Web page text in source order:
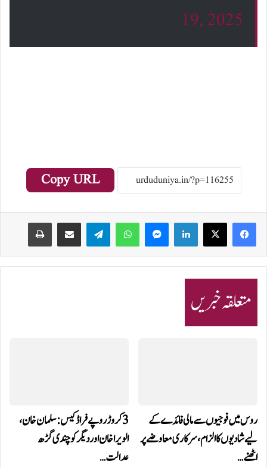
19, 2025
Copy URL
LinkedIn
WhatsApp
Telegram
متعلقہ خبریں
روس میں فوجیوں سے مالی فائدے کے
لیے شادیوں کا الزام، سرکاری معاوضے پر
اٹھنے…
3 کروڑ روپے فراڈ کیس: سلمان خان،
الویرا خان اور دیگر کو چندی گڑھ
عدالت…